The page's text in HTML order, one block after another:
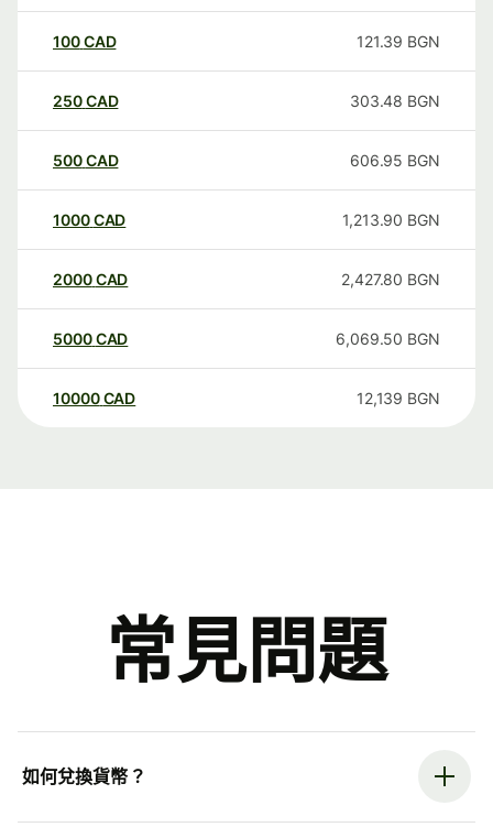
100CAD 121.39 BGN
250CAD 303.48 BGN
500CAD 606.95 BGN
1000CAD 1,213.90 BGN
2000CAD 2,427.80 BGN
5000CAD 6,069.50 BGN
10000 CAD 12,139 BGN
常見問題
如何兌換貨幣？